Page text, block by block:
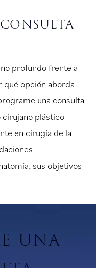
profundo frente a
qué opción aborda
una consulta
cirujano plástico
en cirugía de la
sus objetivos
una